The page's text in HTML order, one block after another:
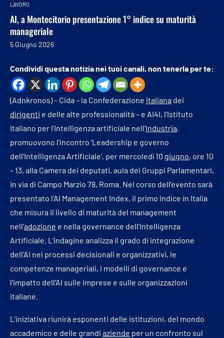
LAVORO
AI, a Montecitorio presentazione 1° indice su maturità
manageriale
5 Giugno 2026
Condividi questa notizia nei tuoi canali, non tenerla per te:
(Adnkronos) – Cida – la Confederazione italiana dei
dirigenti e delle alte professionalità – e AI4I, l’Istituto
Italiano per l’Intelligenza artificiale nell’Industria,
promuovono l’incontro ‘Leadership e governo
dell’Intelligenza Artificiale’, per mercoledì 10 giugno, ore 10
– 13, alla Camera dei deputati, aula dei Gruppi Parlamentari,
in via di Campo Marzio 78, Roma. Nel corso dell’evento sarà
presentato l’AI Management Index, il primo indice in Italia
che misura il livello di maturità del management
nell’adozione e nella governance dell’Intelligenza
Artificiale. L’indagine analizza il grado di integrazione
dell’AI nei processi decisionali e organizzativi, le
competenze manageriali, i modelli di governance e
l’impatto dell’AI sulle imprese e sulle organizzazioni
italiane.
L’iniziativa riunirà esponenti delle istituzioni, del mondo
accademico e delle grandi aziende per un confronto sul